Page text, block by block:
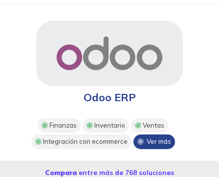
Odoo ERP
Finanzas Inventario Ventas
Integración con ecommerce Ver más
Compara entre más de 768 soluciones